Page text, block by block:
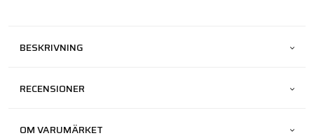
BESKRIVNING
RECENSIONER
OM VARUMÄRKET